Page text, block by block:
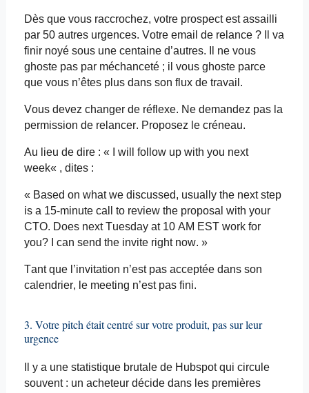
Dès que vous raccrochez, votre prospect est assailli
par 50 autres urgences. Votre email de relance ? Il va
finir noyésous une centaine d’autres. Il ne vous
ghoste pas par méchanceté ; il vous ghoste parce
que vous n’êtes plus dans son flux de travail.
Vous devez changer de réflexe. Ne demandez pas la
permission de relancer. Proposez le créneau.
Au lieu de dire : « I will follow up with you next
week« , dites :
« Based on what we discussed, usuallythe next step
isa 15-minute call to reviewthe proposal with your
CTO. Does nextTuesday at 10 AM EST workfor
you? I can send the invite right now. »
Tant que l’invitation n’est pas acceptée dans son
calendrier, le meeting n’est pas fini.
3. Votre pitch était centré sur votre produit, pas sur leur
urgence
Il y a une statistique brutale de Hubspotqui circule
souvent : un acheteur décide dans les premières